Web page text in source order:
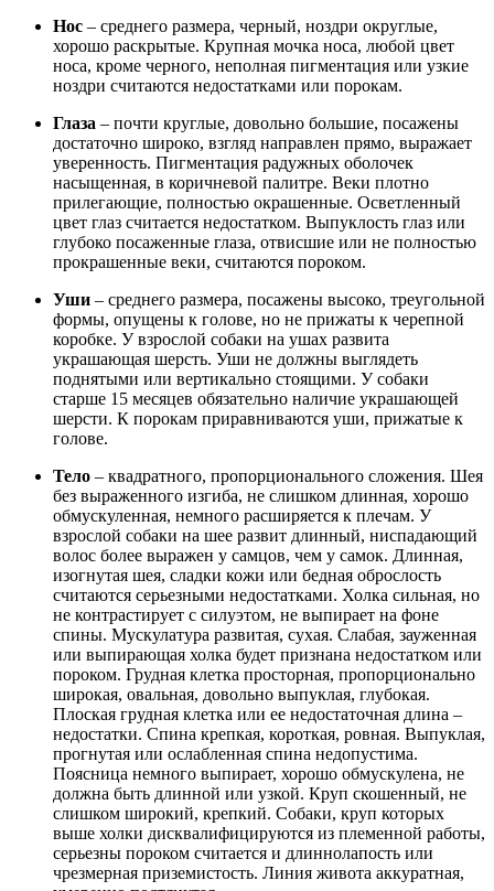
Нос – среднего размера, черный, ноздри округлые,
хорошо раскрытые. Крупная мочка носа, любой цвет
носа, кроме черного, неполная пигментация или узкие
ноздри считаются недостатками или порокам.
Глаза – почти круглые, довольно большие, посажены
достаточно широко, взгляд направлен прямо, выражает
уверенность. Пигментация радужных оболочек
насыщенная, в коричневой палитре. Веки плотно
прилегающие, полностью окрашенные. Осветленный
цвет глаз считается недостатком. Выпуклость глаз или
глубоко посаженные глаза, отвисшие или не полностью
прокрашенные веки, считаются пороком.
Уши – среднего размера, посажены высоко, треугольной
формы, опущены к голове, но не прижаты к черепной
коробке. У взрослой собаки на ушах развита
украшающая шерсть. Уши не должны выглядеть
поднятыми или вертикально стоящими. У собаки
старше 15 месяцев обязательно наличие украшающей
шерсти. К порокам приравниваются уши, прижатые к
голове.
Тело – квадратного, пропорционального сложения. Шея
без выраженного изгиба, не слишком длинная, хорошо
обмускуленная, немного расширяется к плечам. У
взрослой собаки на шее развит длинный, ниспадающий
волос более выражен у самцов, чем у самок. Длинная,
изогнутая шея, сладки кожи или бедная оброслость
считаются серьезными недостатками. Холка сильная, но
не контрастирует с силуэтом, не выпирает на фоне
спины. Мускулатура развитая, сухая. Слабая, зауженная
или выпирающая холка будет признана недостатком или
пороком. Грудная клетка просторная, пропорционально
широкая, овальная, довольно выпуклая, глубокая.
Плоская грудная клетка или ее недостаточная длина –
недостатки. Спина крепкая, короткая, ровная. Выпуклая,
прогнутая или ослабленная спина недопустима.
Поясница немного выпирает, хорошо обмускулена, не
должна быть длинной или узкой. Круп скошенный, не
слишком широкий, крепкий. Собаки, круп которых
выше холки дисквалифицируются из племенной работы,
серьезны пороком считается и длиннолапость или
чрезмерная приземистость. Линия живота аккуратная,